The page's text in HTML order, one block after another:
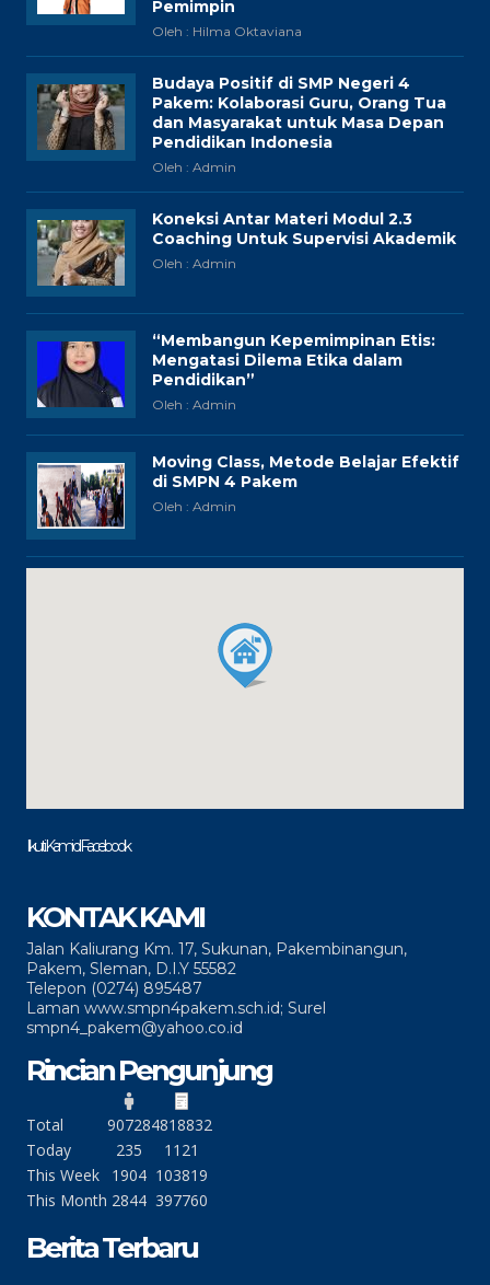
Pemimpin
Oleh : Hilma Oktaviana
Budaya Positif di SMP Negeri 4
Pakem: Kolaborasi Guru, Orang Tua
dan Masyarakat untuk Masa Depan
Pendidikan Indonesia
Oleh : Admin
Koneksi Antar Materi Modul 2.3
Coaching Untuk Supervisi Akademik
Oleh : Admin
“Membangun Kepemimpinan Etis:
Mengatasi Dilema Etika dalam
Pendidikan”
Oleh : Admin
Moving Class, Metode Belajar Efektif
di SMPN 4 Pakem
Oleh : Admin
Ikuti Kami di Facebook
KONTAK KAMI
Jalan Kaliurang Km. 17, Sukunan, Pakembinangun,
Pakem, Sleman, D.I.Y 55582
Telepon (0274) 895487
Laman www.smpn4pakem.sch.id; Surel
smpn4_pakem@yahoo.co.id
Rincian Pengunjung
Total 907284818832
Today
235
1121
This Week
1904 103819
This Month 2844 397760
Berita Terbaru